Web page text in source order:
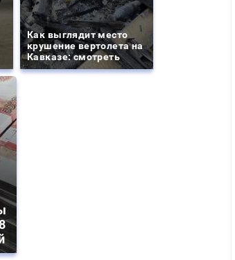
Как выглядит место
крушение вертолета на
Кавказе: смотреть